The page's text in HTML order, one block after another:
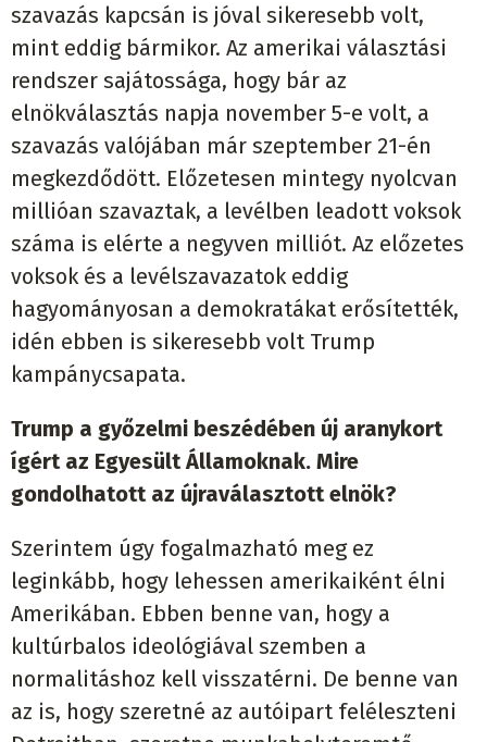
szavazás kapcsán is jóval sikeresebb volt,
mint eddig bármikor. Az amerikai választási
rendszer sajátossága, hogy bár az
elnökválasztás napja november 5-e volt, a
szavazás valójában már szeptember 21-én
megkezdődött. Előzetesen mintegy nyolcvan
millióan szavaztak, a levélben leadott voksok
száma is elérte a negyven milliót. Az előzetes
voksok és a levélszavazatok eddig
hagyományosan a demokratákat erősítették,
idén ebben is sikeresebb volt Trump
kampánycsapata.
Trump a győzelmi beszédében új aranykort
ígért az Egyesült Államoknak. Mire
gondolhatott az újraválasztott elnök?
Szerintem úgy fogalmazható meg ez
leginkább, hogy lehessen amerikaiként élni
Amerikában. Ebben benne van, hogy a
kultúrbalos ideológiával szemben a
normalitáshoz kell visszatérni. De benne van
az is, hogy szeretné az autóipart feléleszteni